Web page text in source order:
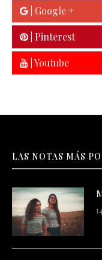
| Google +
| Pinterest
| Youtube
LAS NOTAS MÁS